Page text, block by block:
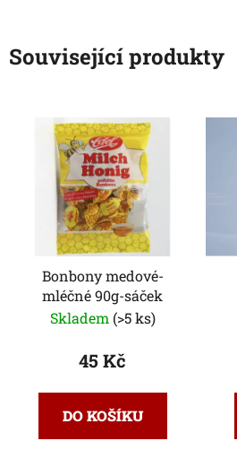
Související produkty
Bonbony medové-
mléčné 90g-sáček
Skladem (>5 ks)
45 Kč
DO KOŠÍKU